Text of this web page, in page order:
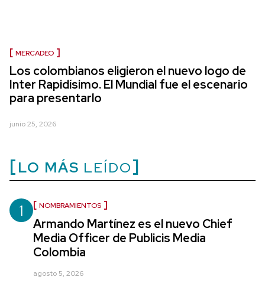
MERCADEO
Los colombianos eligieron el nuevo logo de
Inter Rapidísimo. El Mundial fue el escenario
para presentarlo
junio 25, 2026
LO MÁS LEÍDO
1 NOMBRAMIENTOS
Armando Martínez es el nuevo Chief
Media Officer de Publicis Media
Colombia
agosto 5, 2026